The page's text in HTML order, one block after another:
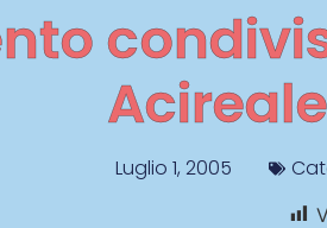
Luglio 1, 2005